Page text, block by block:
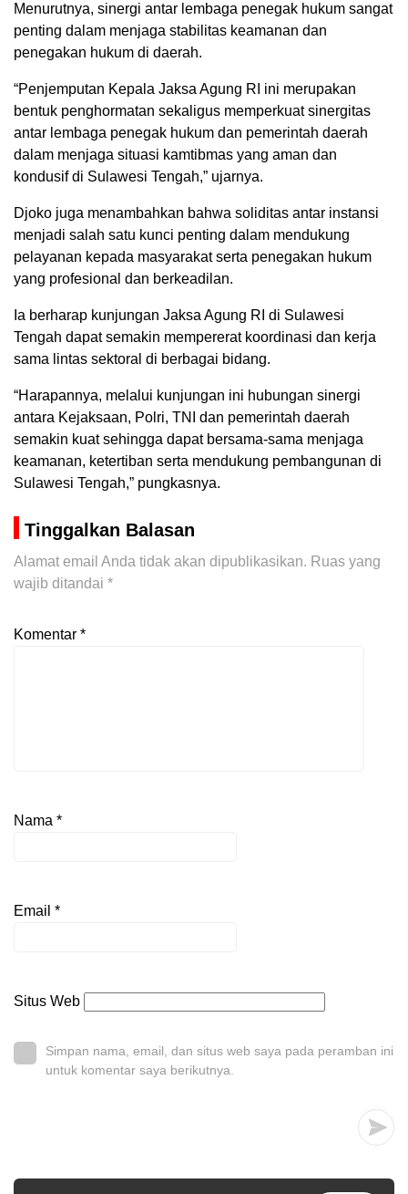
Menurutnya, sinergi antar lembaga penegak hukum sangat
penting dalam menjaga stabilitas keamanan dan
penegakan hukum di daerah.
“Penjemputan Kepala Jaksa Agung RI ini merupakan
bentuk penghormatan sekaligus memperkuat sinergitas
antar lembaga penegak hukum dan pemerintah daerah
dalam menjaga situasi kamtibmas yang aman dan
kondusif di Sulawesi Tengah,” ujarnya.
Djoko juga menambahkan bahwa soliditas antar instansi
menjadi salah satu kunci penting dalam mendukung
pelayanan kepada masyarakat serta penegakan hukum
yang profesional dan berkeadilan.
Ia berharap kunjungan Jaksa Agung RI di Sulawesi
Tengah dapat semakin mempererat koordinasi dan kerja
sama lintas sektoral di berbagai bidang.
“Harapannya, melalui kunjungan ini hubungan sinergi
antara Kejaksaan, Polri, TNI dan pemerintah daerah
semakin kuat sehingga dapat bersama-sama menjaga
keamanan, ketertiban serta mendukung pembangunan di
Sulawesi Tengah,” pungkasnya.
Tinggalkan Balasan
Alamat email Anda tidak akan dipublikasikan. Ruas yang
wajib ditandai *
Komentar *
Nama *
Email *
Situs Web
Simpan nama, email, dan situs web saya pada peramban ini
untuk komentar saya berikutnya.